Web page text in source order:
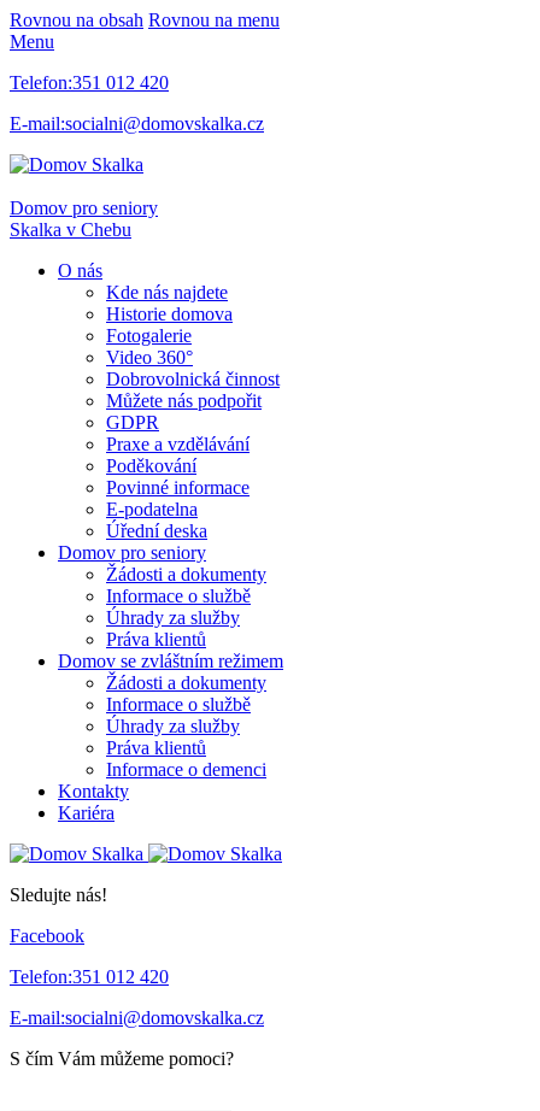
Rovnou na obsah Rovnou na menu
Menu
Telefon:351 012 420
E-mail:socialni@domovskalka.cz
Domov pro seniory
Skalka v Chebu
O nás
Kde nás najdete
Historie domova
Fotogalerie
Video 360°
Dobrovolnická činnost
Můžete nás podpořit
GDPR
Praxe a vzdělávání
Poděkování
Povinné informace
E-podatelna
Úřední deska
Domov pro seniory
Žádosti a dokumenty
Informace o službě
Úhrady za služby
Práva klientů
Domov se zvláštním režimem
Žádosti a dokumenty
Informace o službě
Úhrady za služby
Práva klientů
Informace o demenci
Kontakty
Kariéra
Sledujte nás!
Facebook
Telefon:351 012 420
E-mail:socialni@domovskalka.cz
S čím Vám můžeme pomoci?